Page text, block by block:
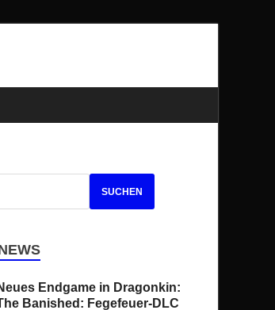
SUCHEN
Endgame in Dragonkin:
Banished: Fegefeuer-DLC